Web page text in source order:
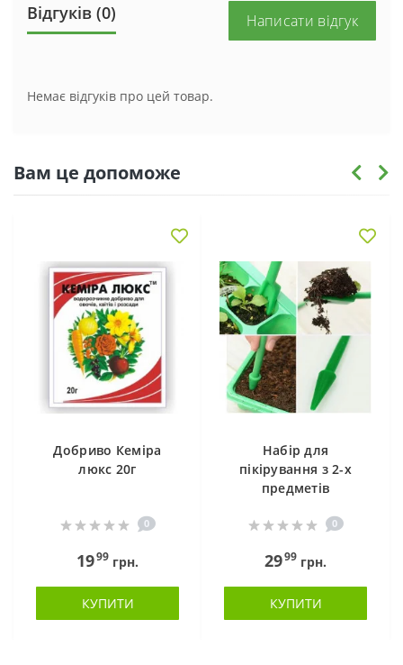
Відгуків (0) Написати відгук
Немає відгуків про цей товар.
Вам це допоможе
Добриво Кеміра
люкс 20г
0
1999 грн.
КУПИТИ
Набір для
пікірування з 2-х
предметів
0
2999 грн.
КУПИТИ